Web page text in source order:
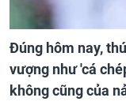
Đúng hôm nay,
vượng như 'cá
không cũng của